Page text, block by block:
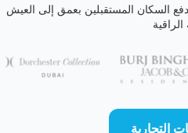
يدفع السكان المستقبلين بعمق إلى العيش
التجارية